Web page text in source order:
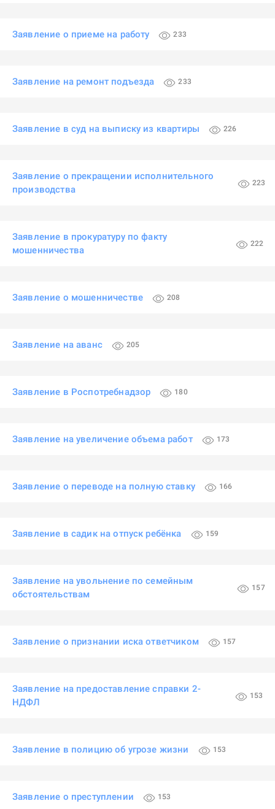
Заявление о приеме на работу 233
Заявление на ремонт подъезда 233
Заявление в суд на выписку из квартиры 226
Заявление о прекращении исполнительного
производства
223
Заявление в прокуратуру по факту
мошенничества
222
Заявление о мошенничестве 208
Заявление на аванс 205
Заявление в Роспотребнадзор 180
Заявление на увеличение объема работ 173
Заявление о переводе на полную ставку 166
Заявление в садик на отпуск ребёнка 159
Заявление на увольнение по семейным
обстоятельствам
157
Заявление о признании иска ответчиком 157
Заявление на предоставление справки 2-
НДФЛ
153
Заявление в полицию об угрозе жизни 153
Заявление о преступлении 153